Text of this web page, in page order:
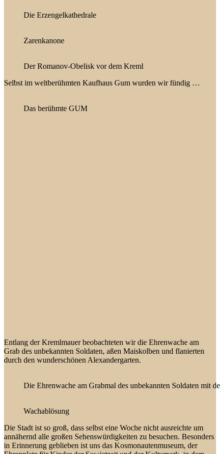
Die Erzengelkathedrale
Zarenkanone
Der Romanov-Obelisk vor dem Kreml
Selbst im weltberühmten Kaufhaus Gum wurden wir fündig …
Das berühmte GUM
Entlang der Kremlmauer beobachteten wir die Ehrenwache am
Grab des unbekannten Soldaten, aßen Maiskolben und flanierten
durch den wunderschönen Alexandergarten.
Die Ehrenwache am Grabmal des unbekannten Soldaten mit
Wachablösung
Die Stadt ist so groß, dass selbst eine Woche nicht ausreichte um
annähernd alle großen Sehenswürdigkeiten zu besuchen. Besonders
in Erinnerung geblieben ist uns das Kosmonautenmuseum, der